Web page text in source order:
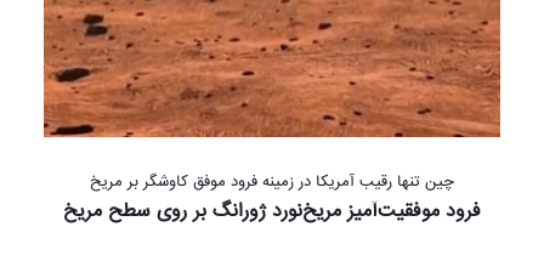
چین تنها رقیب آمریکا در زمینه فرود موفق کاوشگر بر مریخ
فرود موفقیت‌آمیز مریخ‌نورد ژورانگ بر روی سطح مریخ